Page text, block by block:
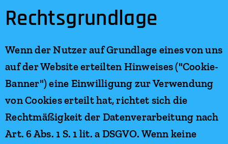
Rechtsgrundlage
Wenn der Nutzer auf Grundlage eines von uns
auf der Website erteilten Hinweises ("Cookie-
Banner") eine Einwilligung zur Verwendung
von Cookies erteilt hat, richtet sich die
Rechtmäßigkeit der Datenverarbeitung nach
Art. 6 Abs. 1 S. 1 lit. a DSGVO. Wenn keine